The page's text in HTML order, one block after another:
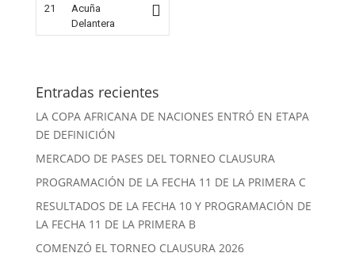
21
Acuña
Delantera
Entradas recientes
LA COPA AFRICANA DE NACIONES ENTRÓ EN ETAPA
DE DEFINICIÓN
MERCADO DE PASES DEL TORNEO CLAUSURA
PROGRAMACIÓN DE LA FECHA 11 DE LA PRIMERA C
RESULTADOS DE LA FECHA 10 Y PROGRAMACIÓN DE
LA FECHA 11 DE LA PRIMERA B
COMENZÓ EL TORNEO CLAUSURA 2026